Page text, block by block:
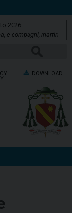
2026
e compagni, martiri
DOWNLOAD